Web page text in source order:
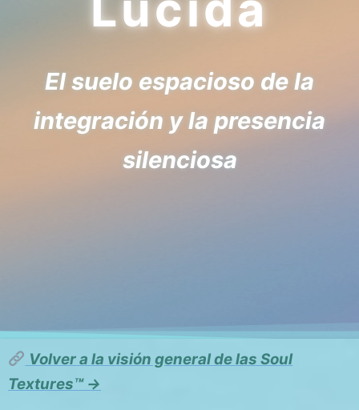
El suelo espacioso de la
integración y la presencia
silenciosa
Volver a la visión general de las Soul
Textures™ →